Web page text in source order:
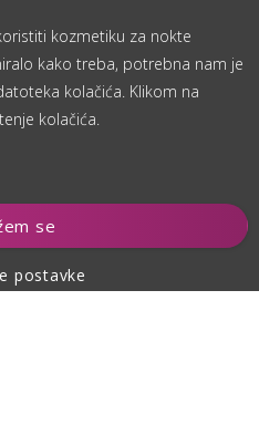
kozmetiku za nokte
kako treba, potrebna nam je
kolačića. Klikom na
kolačića.
se
postavke